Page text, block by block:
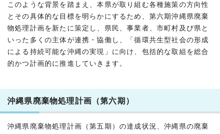
このような背景を踏まえ、本県が取り組む各種施策の方向性
とその具体的な目標を明らかにするため、第六期沖縄県廃棄
物処理計画を新たに策定し、県民、事業者、市町村及び県と
いった多くの主体が連携・協働し、「循環共生型社会の形成
による持続可能な沖縄の実現」に向け、包括的な取組を総合
的かつ計画的に推進していきます。
沖縄県廃棄物処理計画（第六期）
沖縄県廃棄物処理計画（第五期）の達成状況、沖縄県の廃棄